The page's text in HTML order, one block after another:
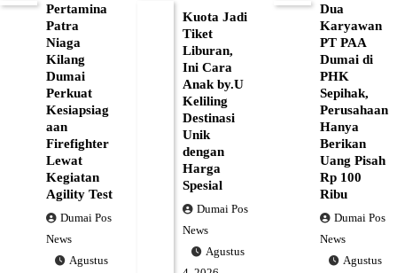
Pertamina
Patra
Niaga
Kilang
Dumai
Perkuat
Kesiapsiag
aan
Firefighter
Lewat
Kegiatan
Agility Test
Dumai Pos
News
Agustus
Kuota Jadi
Tiket
Liburan,
Ini Cara
Anak by.U
Keliling
Destinasi
Unik
dengan
Harga
Spesial
Dumai Pos
News
Agustus
Dua
Karyawan
PT PAA
Dumai di
PHK
Sepihak,
Perusahaan
Hanya
Berikan
Uang Pisah
Rp 100
Ribu
Dumai Pos
News
Agustus